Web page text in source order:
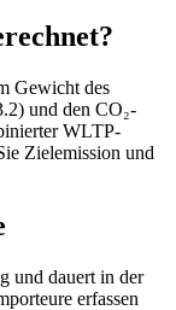
Gewicht des
und den CO₂-
WLTP-
Zielemission und
und dauert in der
erfassen